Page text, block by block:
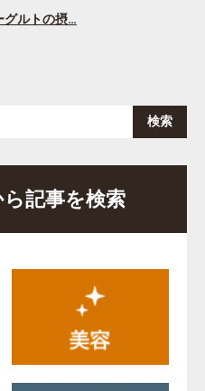
グルトの摂…
記事を検索